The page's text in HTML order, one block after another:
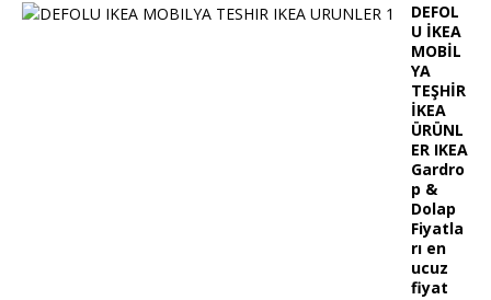
DEFOL
U İKEA
MOBİL
YA
TEŞHİR
İKEA
ÜRÜNL
ER IKEA
Gardro
p &
Dolap
Fiyatla
rı en
ucuz
fiyat